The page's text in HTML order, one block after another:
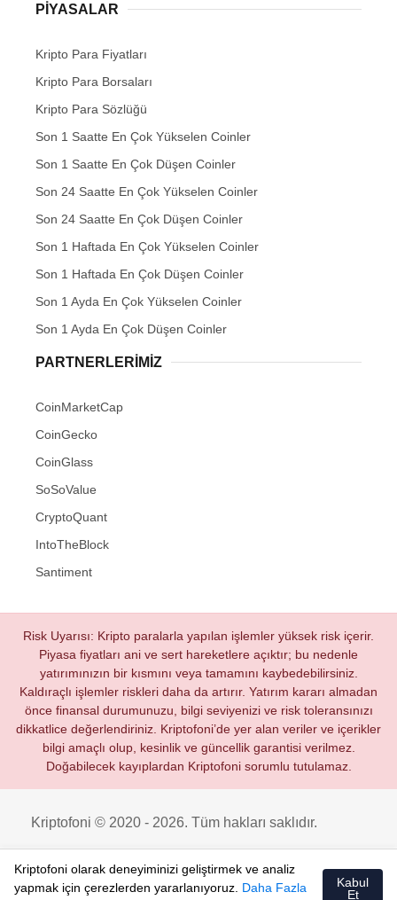
PIYASALAR
Kripto Para Fiyatları
Kripto Para Borsaları
Kripto Para Sözlüğü
Son 1 Saatte En Çok Yükselen Coinler
Son 1 Saatte En Çok Düşen Coinler
Son 24 Saatte En Çok Yükselen Coinler
Son 24 Saatte En Çok Düşen Coinler
Son 1 Haftada En Çok Yükselen Coinler
Son 1 Haftada En Çok Düşen Coinler
Son 1 Ayda En Çok Yükselen Coinler
Son 1 Ayda En Çok Düşen Coinler
PARTNERLERIMIZ
CoinMarketCap
CoinGecko
CoinGlass
SoSoValue
CryptoQuant
IntoTheBlock
Santiment
Risk Uyarısı: Kripto paralarla yapılan işlemler yüksek risk içerir.
Piyasa fiyatları ani ve sert hareketlere açıktır; bu nedenle
yatırımınızın bir kısmını veya tamamını kaybedebilirsiniz.
Kaldıraçlı işlemler riskleri daha da artırır. Yatırım kararı almadan
önce finansal durumunuzu, bilgi seviyenizi ve risk toleransınızı
dikkatlice değerlendiriniz. Kriptofoni’de yer alan veriler ve içerikler
bilgi amaçlı olup, kesinlik ve güncellik garantisi verilmez.
Doğabilecek kayıplardan Kriptofoni sorumlu tutulamaz.
Kriptofoni © 2020 - 2026. Tüm hakları saklıdır.
Kriptofoni olarak deneyiminizi geliştirmek ve analiz
yapmak için çerezlerden yararlanıyoruz. Daha Fazla
Kabul
Et